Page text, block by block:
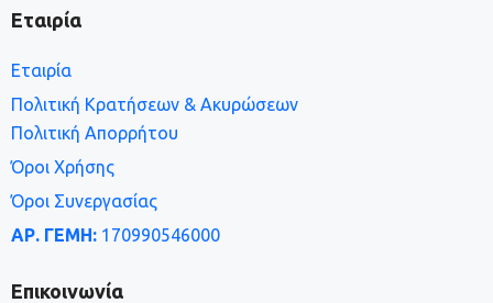
Εταιρία
Εταιρία
Πολιτική Κρατήσεων & Ακυρώσεων
Πολιτική Απορρήτου
Όροι Χρήσης
Όροι Συνεργασίας
ΑΡ. ΓΕΜΗ: 170990546000
Επικοινωνία